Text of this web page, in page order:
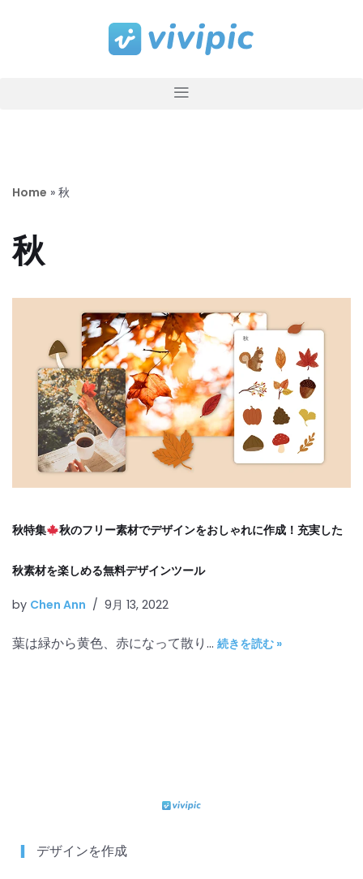
キ
Home » 秋
秋
秋特集 秋のフリー素材でデザインをおしゃれに作成！充実した
秋素材を楽しめる無料デザインツール
by Chen Ann 9月 13, 2022
葉は緑から黄色、赤になって散り… 続きを読む »
デザインを作成